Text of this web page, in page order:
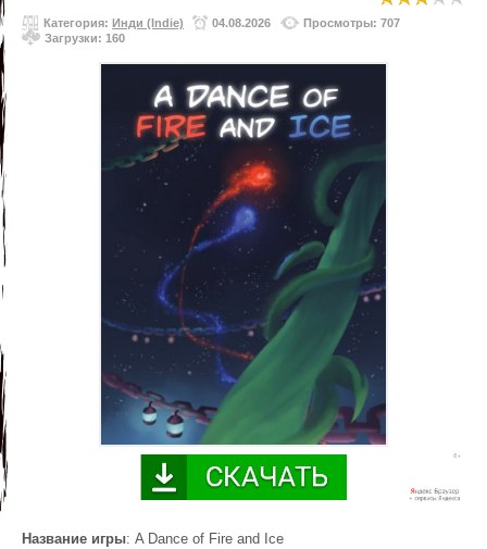
Категория: Инди (Indie) 04.08.2026
Просмотры: 707
Загрузки: 160
Название игры: A Dance of Fire and Ice